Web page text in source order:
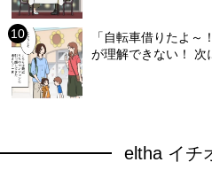
「自転車借りたよ
が理解できない！ 次
eltha イチ